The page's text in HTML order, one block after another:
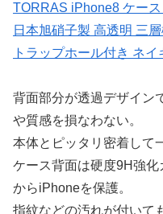
TORRAS iPhone8 ケー
日本旭硝子製 高透明 三
トラップホール付き ネ
背面部分が透過デザイン
や質感を損なわない。
本体とピッタリ密着して
ケース背面は硬度9H強
からiPhoneを保護。
指紋などの汚れが付いて